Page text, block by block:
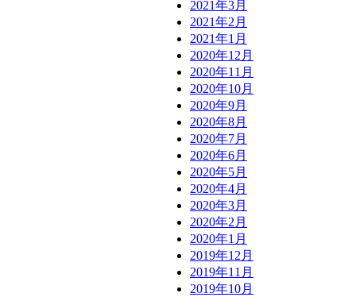
2021年3月
2021年2月
2021年1月
2020年12月
2020年11月
2020年10月
2020年9月
2020年8月
2020年7月
2020年6月
2020年5月
2020年4月
2020年3月
2020年2月
2020年1月
2019年12月
2019年11月
2019年10月